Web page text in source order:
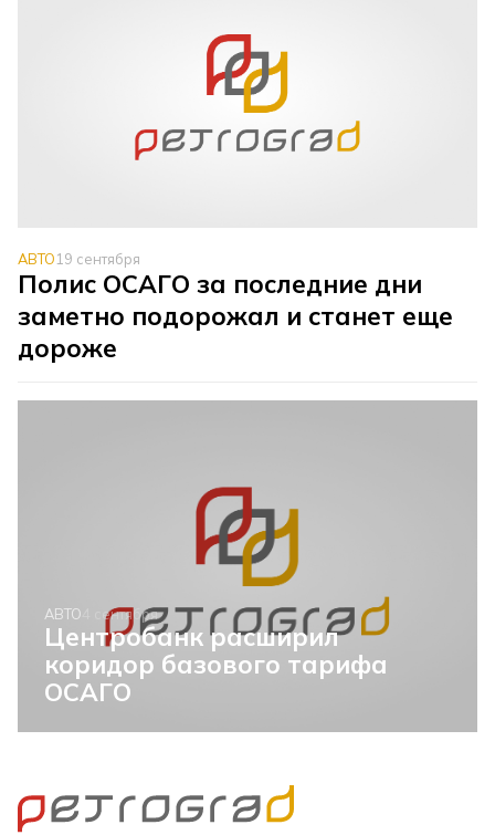
АВТО19 сентября
Полис ОСАГО за последние дни
заметно подорожал и станет еще
дороже
АВТО 4 сентября
Центробанк расширил
коридор базового тарифа
ОСАГО